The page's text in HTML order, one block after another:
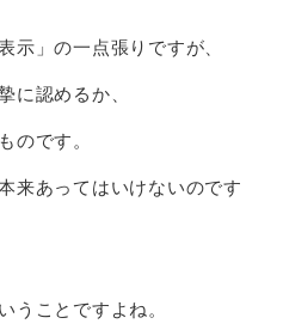
示」の一点張りですが、
に認めるか、
のです。
来あってはいけないのです
うことですよね。